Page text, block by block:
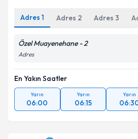
Adres 1 Adres 2 Adres 3
Özel Muayenehane - 2
Adres
En Yakın Saatler
Yarın
06:00
Yarın
06:15
Yarın